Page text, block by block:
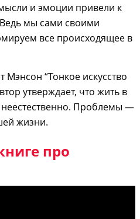
и эмоции привели к
мы сами своими
все происходящее в
Мэнсон “Тонкое искусство
утверждает, что жить в
Проблемы —
жизни.
про